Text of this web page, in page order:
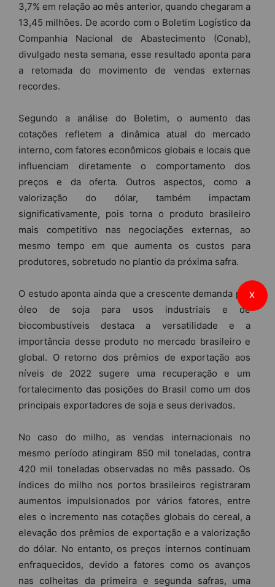
3,7% em relação ao mês anterior, quando chegaram a
13,45 milhões. De acordo com o Boletim Logístico da
Companhia Nacional de Abastecimento (Conab),
divulgado nesta semana, esse resultado aponta para
a retomada do movimento de vendas externas
recordes.
Segundo a análise do Boletim, o aumento das
cotações refletem a dinâmica atual do mercado
interno, com fatores econômicos globais e locais que
influenciam diretamente o comportamento dos
preços e da oferta. Outros aspectos, como a
valorização do dólar, também impactam
significativamente, pois torna o produto brasileiro
mais competitivo nas negociações externas, ao
mesmo tempo em que aumenta os custos para
produtores, sobretudo no plantio da próxima safra.
O estudo aponta ainda que a crescente demanda por
óleo de soja para usos industriais e de
biocombustíveis destaca a versatilidade e a
importância desse produto no mercado brasileiro e
global. O retorno dos prêmios de exportação aos
níveis de 2022 sugere uma recuperação e um
fortalecimento das posições do Brasil como um dos
principais exportadores de soja e seus derivados.
No caso do milho, as vendas internacionais no
mesmo período atingiram 850 mil toneladas, contra
420 mil toneladas observadas no mês passado. Os
índices do milho nos portos brasileiros registraram
aumentos impulsionados por vários fatores, entre
eles o incremento nas cotações globais do cereal, a
elevação dos prêmios de exportação e a valorização
do dólar. No entanto, os preços internos continuam
enfraquecidos, devido a fatores como os avanços
nas colheitas da primeira e segunda safras, uma
X